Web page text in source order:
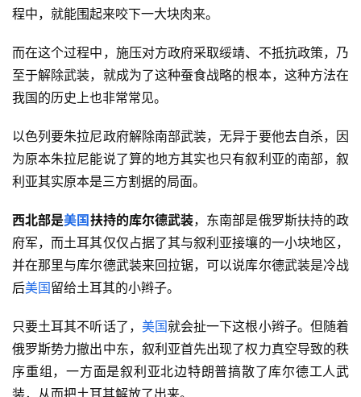
程中，就能围起来咬下一大块肉来。
而在这个过程中，施压对方政府采取绥靖、不抵抗政策，乃
至于解除武装，就成为了这种蚕食战略的根本，这种方法在
我国的历史上也非常常见。
以色列要朱拉尼政府解除南部武装，无异于要他去自杀，因
为原本朱拉尼能说了算的地方其实也只有叙利亚的南部，叙
利亚其实原本是三方割据的局面。
西北部是美国 扶持的库尔德武装，东南部是俄罗斯扶持的政
府军，而土耳其仅仅占据了其与叙利亚接壤的一小块地区，
并在那里与库尔德武装来回拉锯，可以说库尔德武装是冷战
后美国留给土耳其的小辫子。
只要土耳其不听话了， 美国就会扯一下这根小辫子。但随着
俄罗斯势力撤出中东，叙利亚首先出现了权力真空导致的秩
序重组，一方面是叙利亚北边特朗普搞散了库尔德工人武
装，从而把土耳其解放了出来。